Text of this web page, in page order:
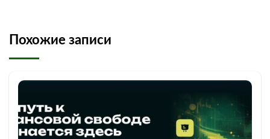
Похожие записи